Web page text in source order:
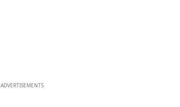
ADVERTISEMENTS